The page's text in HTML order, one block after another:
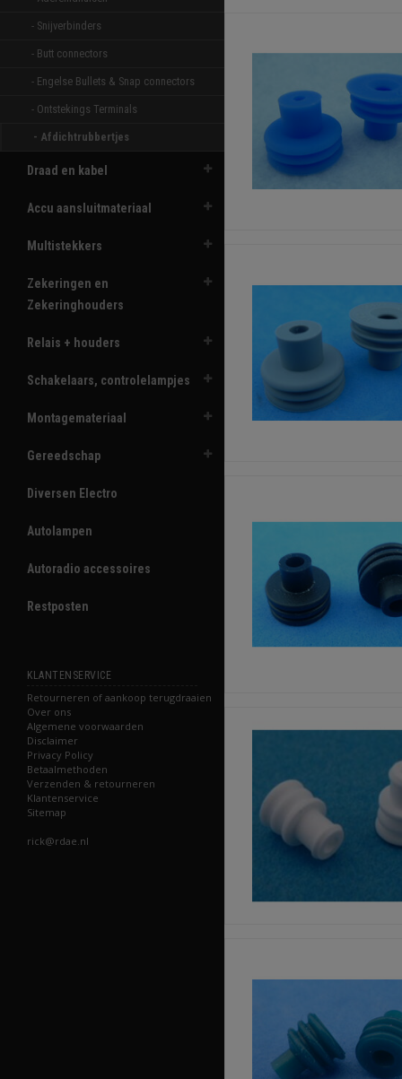
- Snijverbinders
- Butt connectors
- Engelse Bullets & Snap connectors
- Ontstekings Terminals
- Afdichtrubbertjes
Draad en kabel
Accu aansluitmateriaal
Multistekkers
Zekeringen en
Zekeringhouders
Relais + houders
Schakelaars, controlelampjes
Montagemateriaal
Gereedschap
Diversen Electro
Autolampen
Autoradio accessoires
Restposten
KLANTENSERVICE
Retourneren of aankoop terugdraaien
Over ons
Algemene voorwaarden
Disclaimer
Privacy Policy
Betaalmethoden
Verzenden & retourneren
Klantenservice
Sitemap
rick@rdae.nl